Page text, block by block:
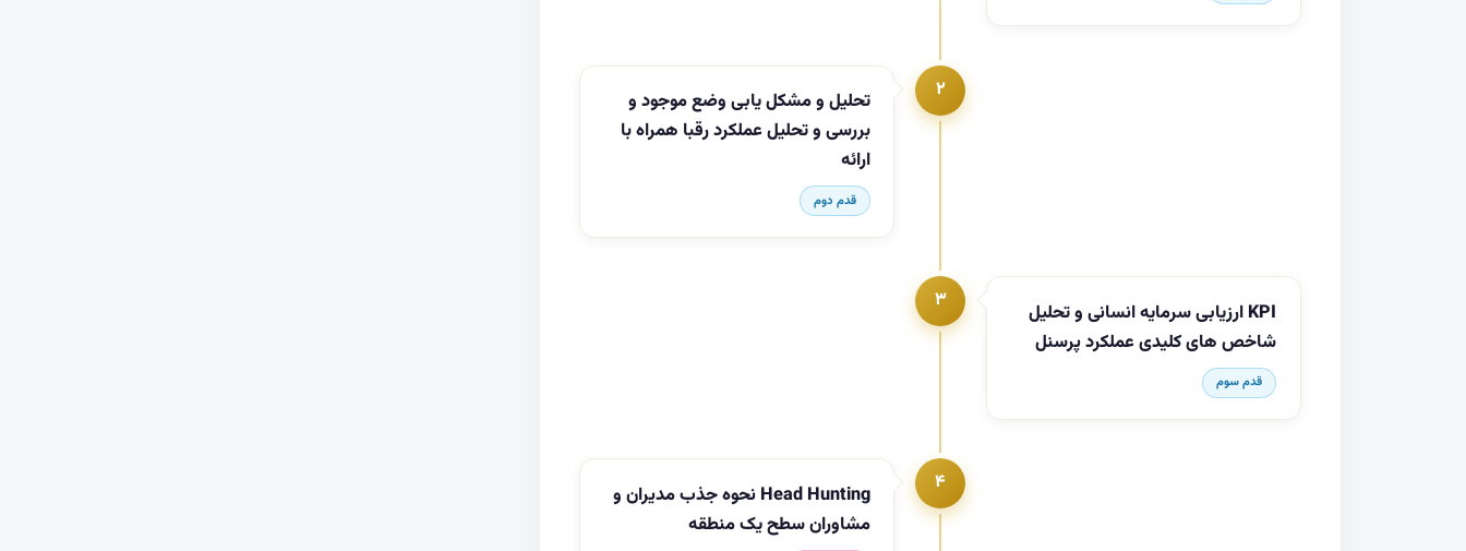
۲
تحلیل و مشکل یابی وضع موجود و
بررسی و تحلیل عملکرد رقبا همراه با
ارائه
قدم دوم
۳
KPI ارزیابی سرمایه انسانی و تحلیل
شاخص های کلیدی عملکرد پرسنل
قدم سوم
۴
Head Hunting نحوه جذب مدیران و
مشاوران سطح یک منطقه